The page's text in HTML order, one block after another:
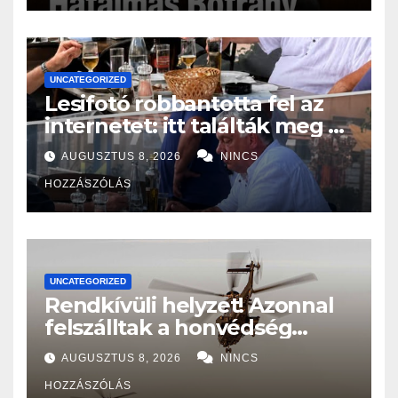
UNCATEGORIZED
Lesifotó robbantotta fel az
internetet: itt találták meg az
eltűnt Orbán Viktort!
AUGUSZTUS 8, 2026 NINCS
HOZZÁSZÓLÁS
UNCATEGORIZED
Rendkívüli helyzet! Azonnal
felszálltak a honvédség
helikopterei, óriási a baj
Magyarországon! – Kiadták a
AUGUSZTUS 8, 2026 NINCS
HOZZÁSZÓLÁS